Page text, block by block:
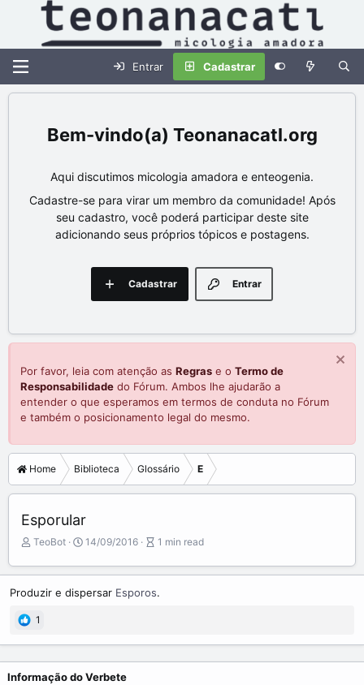
Entrar Cadastrar
Teonanacatl.org
Aqui discutimos micologia amadora e enteogenia.
Cadastre-se para virar um membro da comunidade! Após
seu cadastro, você poderá participar deste site
adicionando seus próprios tópicos e postagens.
Entrar
Cadastrar
Por favor, leia com atenção as Regras e o Termo de
Responsabilidade do Fórum. Ambos lhe ajudarão a
entender o que esperamos em termos de conduta no Fórum
e também o posicionamento legal do mesmo.
Home Biblioteca Glossário E
Esporular
A
t
r
TeoBot
P
b
i
d
t
14/09/2016
A
t
c
r
1 min read
Produzir e dispersar Esporos.
1
Informação do Verbete